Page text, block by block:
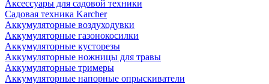
Аксессуары для садовой техники
Садовая техника Karcher
Аккумуляторные воздуходувки
Аккумуляторные газонокосилки
Аккумуляторные кусторезы
Аккумуляторные ножницы для травы
Аккумуляторные тримеры
Аккумуляторные напорные опрыскиватели